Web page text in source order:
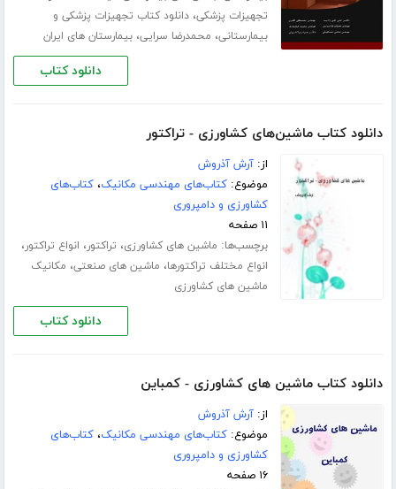
تجهیزات پزشکی،دانلود کتاب تجهیزات پزشکی و
بیمارستانی، محمدرضا سرایی،بیمارستان های ایران
دانلود کتاب
دانلود کتاب ماشین‌های کشاورزی - تراکتور
از:آرش آذروش
موضوع:کتاب‌های مهندسی مکانیک،کتاب‌های
کشاورزی و دامپروری
۱۱ صفحه
برچسب‌ها: ماشین های کشاورزی، تراکتور، انواع تراکتور،
انواع مختلف تراکتورها، ماشین های صنعتی، مکانیک
ماشین های کشاورزی
دانلود کتاب
دانلود کتاب ماشین های کشاورزی - کمباین
از:آرش آذروش
موضوع:کتاب‌های مهندسی مکانیک،کتاب‌های
کشاورزی و دامپروری
۱۶ صفحه